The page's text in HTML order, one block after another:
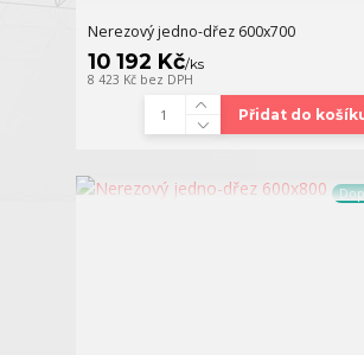
Nerezový jedno-dřez 600x700
10 192 Kč/ks
8 423 Kč bez DPH
Přidat do